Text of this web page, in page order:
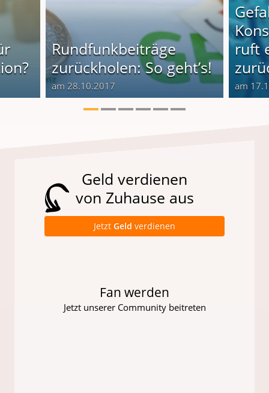
Rundfunkbeiträge
zurückholen: So geht’s!
am 28.10.2017
ruft
am
Geld verdienen
von Zuhause aus
Jetzt Geld verdienen
Fan werden
Jetzt unserer Community beitreten